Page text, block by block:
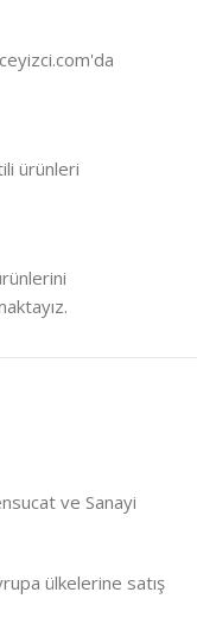
ürünleri
ve Sanayi
ülkelerine satış